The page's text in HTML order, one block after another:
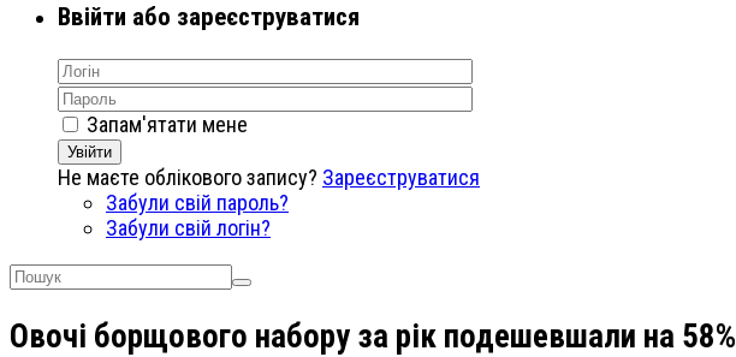
Ввійти або зареєструватися
Запам'ятати мене
Увійти
Не маєте облікового запису? Зареєструватися
Забули свій пароль?
Забули свій логін?
Овочі борщового набору за рік подешевшали на 58%